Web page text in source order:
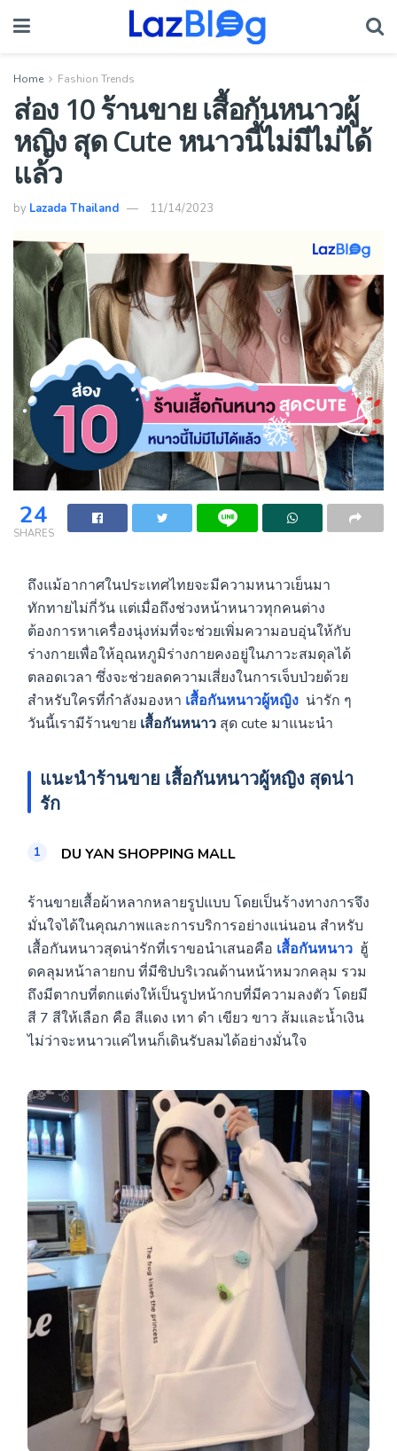
Home Fashion Trends
ส่อง 10 ร้านขาย เสื้อกันหนาวผู้
หญิง สุด Cute หนาวนี้ไม่มีไม่ได้
แล้ว
by Lazada Thailand 11/14/2023
24
SHARES
ถึงแม้อากาศในประเทศไทยจะมีความหนาวเย็นมา
ทักทายไม่กี่วัน แต่เมื่อถึงช่วงหน้าหนาวทุกคนต่าง
ต้องการหาเครื่องนุ่งห่มที่จะช่วยเพิ่มความอบอุ่นให้กับ
ร่างกายเพื่อให้อุณหภูมิร่างกายคงอยู่ในภาวะสมดุลได้
ตลอดเวลา ซึ่งจะช่วยลดความเสี่ยงในการเจ็บป่วยด้วย
สำหรับใครที่กำลังมองหา เสื้อกันหนาวผู้หญิง น่ารัก ๆ
วันนี้เรามีร้านขาย เสื้อกันหนาว สุด cute มาแนะนำ
แนะนำร้านขาย เสื้อกันหนาวผู้หญิง สุดน่า
รัก
DU YAN SHOPPING MALL
ร้านขายเสื้อผ้าหลากหลายรูปแบบ โดยเป็นร้างทางการจึง
มั่นใจได้ในคุณภาพและการบริการอย่างแน่นอน สำหรับ
เสื้อกันหนาวสุดน่ารักที่เราขอนำเสนอคือ เสื้อกันหนาว ฮู้
ดคลุมหน้าลายกบ ที่มีซิปบริเวณด้านหน้าหมวกคลุม รวม
ถึงมีตากบที่ตกแต่งให้เป็นรูปหน้ากบที่มีความลงตัว โดยมี
สี 7 สีให้เลือก คือ สีแดง เทา ดำ เขียว ขาว ส้มและน้ำเงิน
ไม่ว่าจะหนาวแค่ไหนก็เดินรับลมได้อย่างมั่นใจ